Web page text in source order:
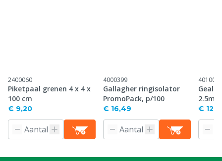
2400060
Piketpaal grenen 4 x 4 x
100 cm
€ 9,20
4000399
Gallagher ringisolator
PromoPack, p/100
€ 16,49
4010089
€